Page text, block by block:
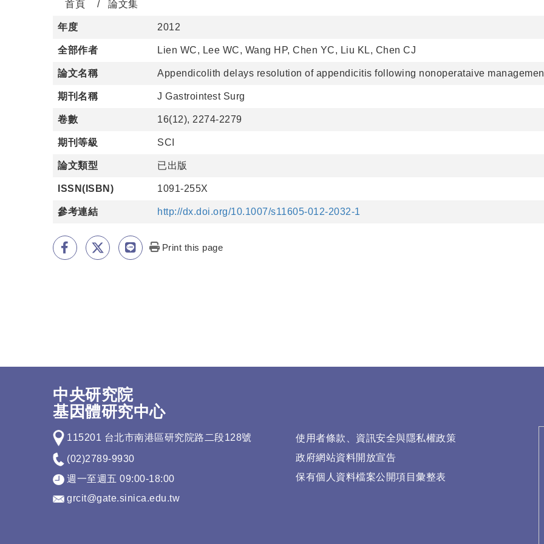
首頁 論文集
年度 2012
全部作者 Lien WC, Lee WC, Wang HP, Chen YC, Liu KL, Chen CJ
論文名稱 Appendicolith delays resolution of appendicitis following nonoperataive
期刊名稱 J Gastrointest Surg
卷數 16(12), 2274-2279
期刊等級 SCI
論文類型 已出版
ISSN(ISBN) 1091-255X
參考連結 http://dx.doi.org/10.1007/s11605-012-2032-1
Print this page
中央研究院
基因體研究中心
115201 台北市南港區研究院路二段128號
(02)2789-9930
週一至週五 09:00-18:00
grcit@gate.sinica.edu.tw
使用者條款、資訊安全與隱私權政策
政府網站資料開放宣告
保有個人資料檔案公開項目彙整表